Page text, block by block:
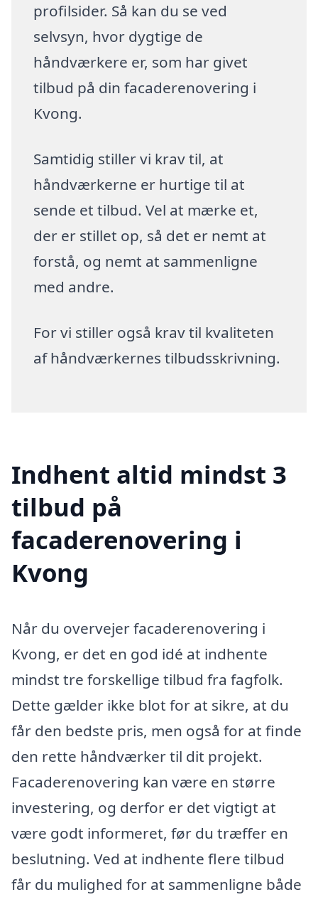
profilsider. Så kan du se ved
selvsyn, hvor dygtige de
håndværkere er, som har givet
tilbud på din facaderenovering i
Kvong.
Samtidig stiller vi krav til, at
håndværkerne er hurtige til at
sende et tilbud. Vel at mærke et,
der er stillet op, så det er nemt at
forstå, og nemt at sammenligne
med andre.
For vi stiller også krav til kvaliteten
af håndværkernes tilbudsskrivning.
Indhent altid mindst 3
tilbud på
facaderenovering i
Kvong
Når du overvejer facaderenovering i
Kvong, er det en god idé at indhente
mindst tre forskellige tilbud fra fagfolk.
Dette gælder ikke blot for at sikre, at du
får den bedste pris, men også for at finde
den rette håndværker til dit projekt.
Facaderenovering kan være en større
investering, og derfor er det vigtigt at
være godt informeret, før du træffer en
beslutning. Ved at indhente flere tilbud
får du mulighed for at sammenligne både